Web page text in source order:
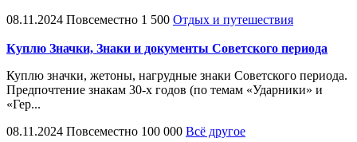
08.11.2024 Повсеместно 1 500 Отдых и путешествия
Куплю Значки, Знаки и документы Советского периода
Куплю значки, жетоны, нагрудные знаки Советского периода.
Предпочтение знакам 30-х годов (по темам «Ударники» и
«Гер...
08.11.2024 Повсеместно 100 000 Всё другое